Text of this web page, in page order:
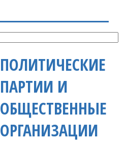
ПОЛИТИЧЕСКИЕ
ПАРТИИ И
ОБЩЕСТВЕННЫЕ
ОРГАНИЗАЦИИ